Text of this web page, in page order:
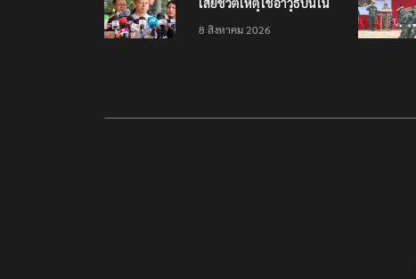
จุดสำคัญทั้งหมด
8 สิงหาคม 2026